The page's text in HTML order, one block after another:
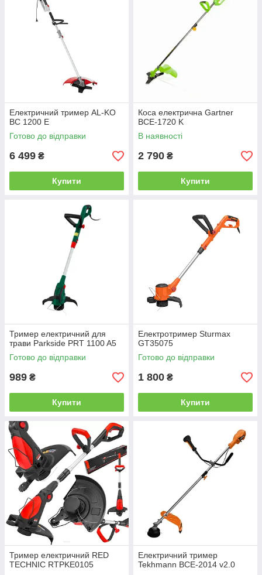
Електричний тример AL-KO
BC 1200 E
Готово до відправки
6 499 ₴
Купити
Коса електрична Gartner
BCE-1720 K
В наявності
2 790 ₴
Купити
Тример електричний для
трави Parkside PRT 1100 A5
Готово до відправки
989 ₴
Купити
Електротример Sturmax
GT35075
Готово до відправки
1 800 ₴
Купити
Тример електричний RED
TECHNIC RTPKE0105
Електричний тример
Tekhmann BCE-2014 v2.0